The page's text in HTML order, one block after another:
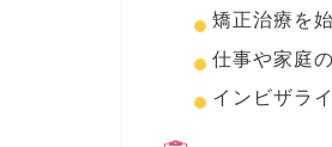
矯正治療を
仕事や家庭
インビザラ